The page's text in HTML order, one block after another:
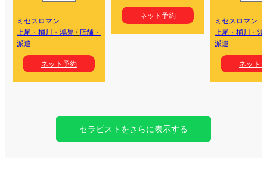
ミセスロマン
上尾・桶川・鴻巣 / 店舗・
派遣
ネット予約
ネット予約
ミセスロマン
上尾・桶川・鴻
派遣
ネット
セラピストをさらに表示する